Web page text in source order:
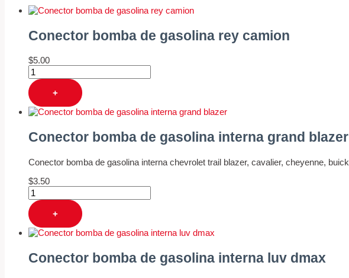
Conector bomba de gasolina rey camion
$5.00
+
Conector bomba de gasolina interna grand blazer
Conector bomba de gasolina interna chevrolet trail blazer, cavalier, cheyenne, buick
$3.50
+
Conector bomba de gasolina interna luv dmax